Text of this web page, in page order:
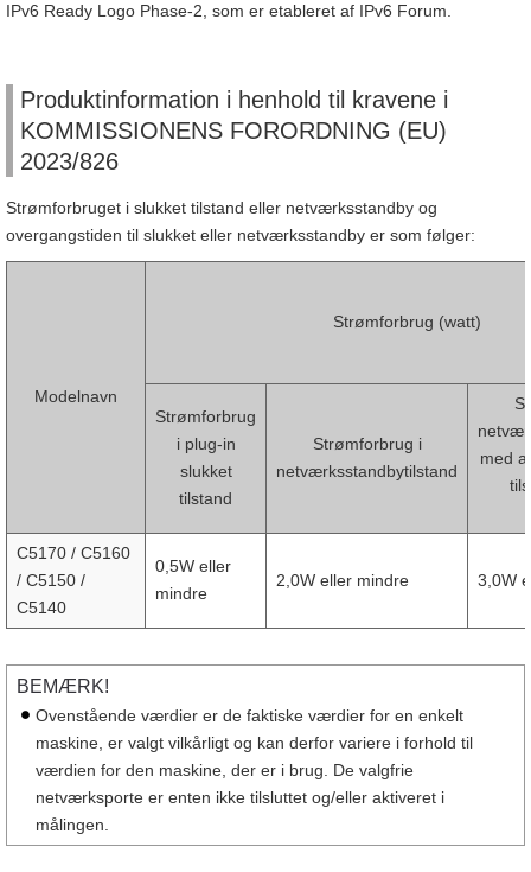
IPv6 Ready Logo Phase-2, som er etableret af IPv6 Forum.
Produktinformation i henhold til kravene i
KOMMISSIONENS FORORDNING (EU)
2023/826
Strømforbruget i slukket tilstand eller netværksstandby og
overgangstiden til slukket eller netværksstandby er som følger:
Modelnavn
Strømforbrug (watt)
Strømforbrug
i plug-in
slukket
tilstand
Strømforbrug i
netværksstandbytilstand
med
C5170 / C5160
/ C5150 /
C5140
0,5W eller
mindre
2,0W eller mindre 3,0W
BEMÆRK!
Ovenstående værdier er de faktiske værdier for en enkelt
maskine, er valgt vilkårligt og kan derfor variere i forhold til
værdien for den maskine, der er i brug. De valgfrie
netværksporte er enten ikke tilsluttet og/eller aktiveret i
målingen.